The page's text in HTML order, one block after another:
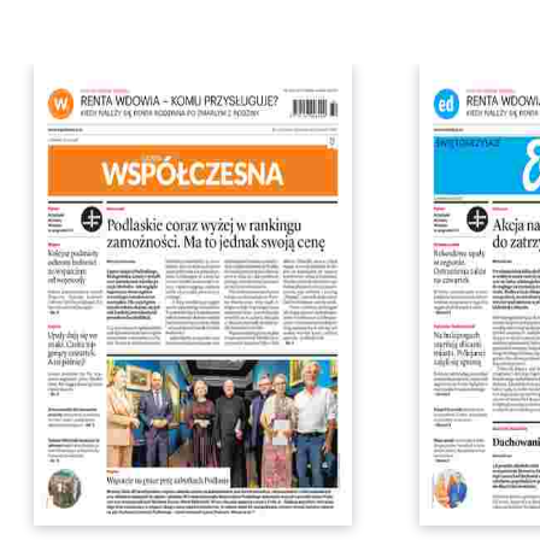
może już w 2027? Pełnoskalowa
Ukrainę otworzyła giełdę, na
kolejne, coraz wcześniejsze daty.
„Pisma. Magazynu Opinii” Maciej
uspokaja: choć od dawna w całej
wojna hybrydowa, to w
kolumna czołgów nie ruszy na
zależy od tego, jak się zakończy
za naszą wschodnią granicą i
podejmą nasi sojusznicy z NATO.
wszystkim jednak sama Polska